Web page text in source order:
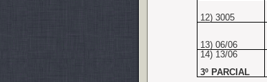
12) 3005
13) 06/06
14) 13/06
3º PARCIAL